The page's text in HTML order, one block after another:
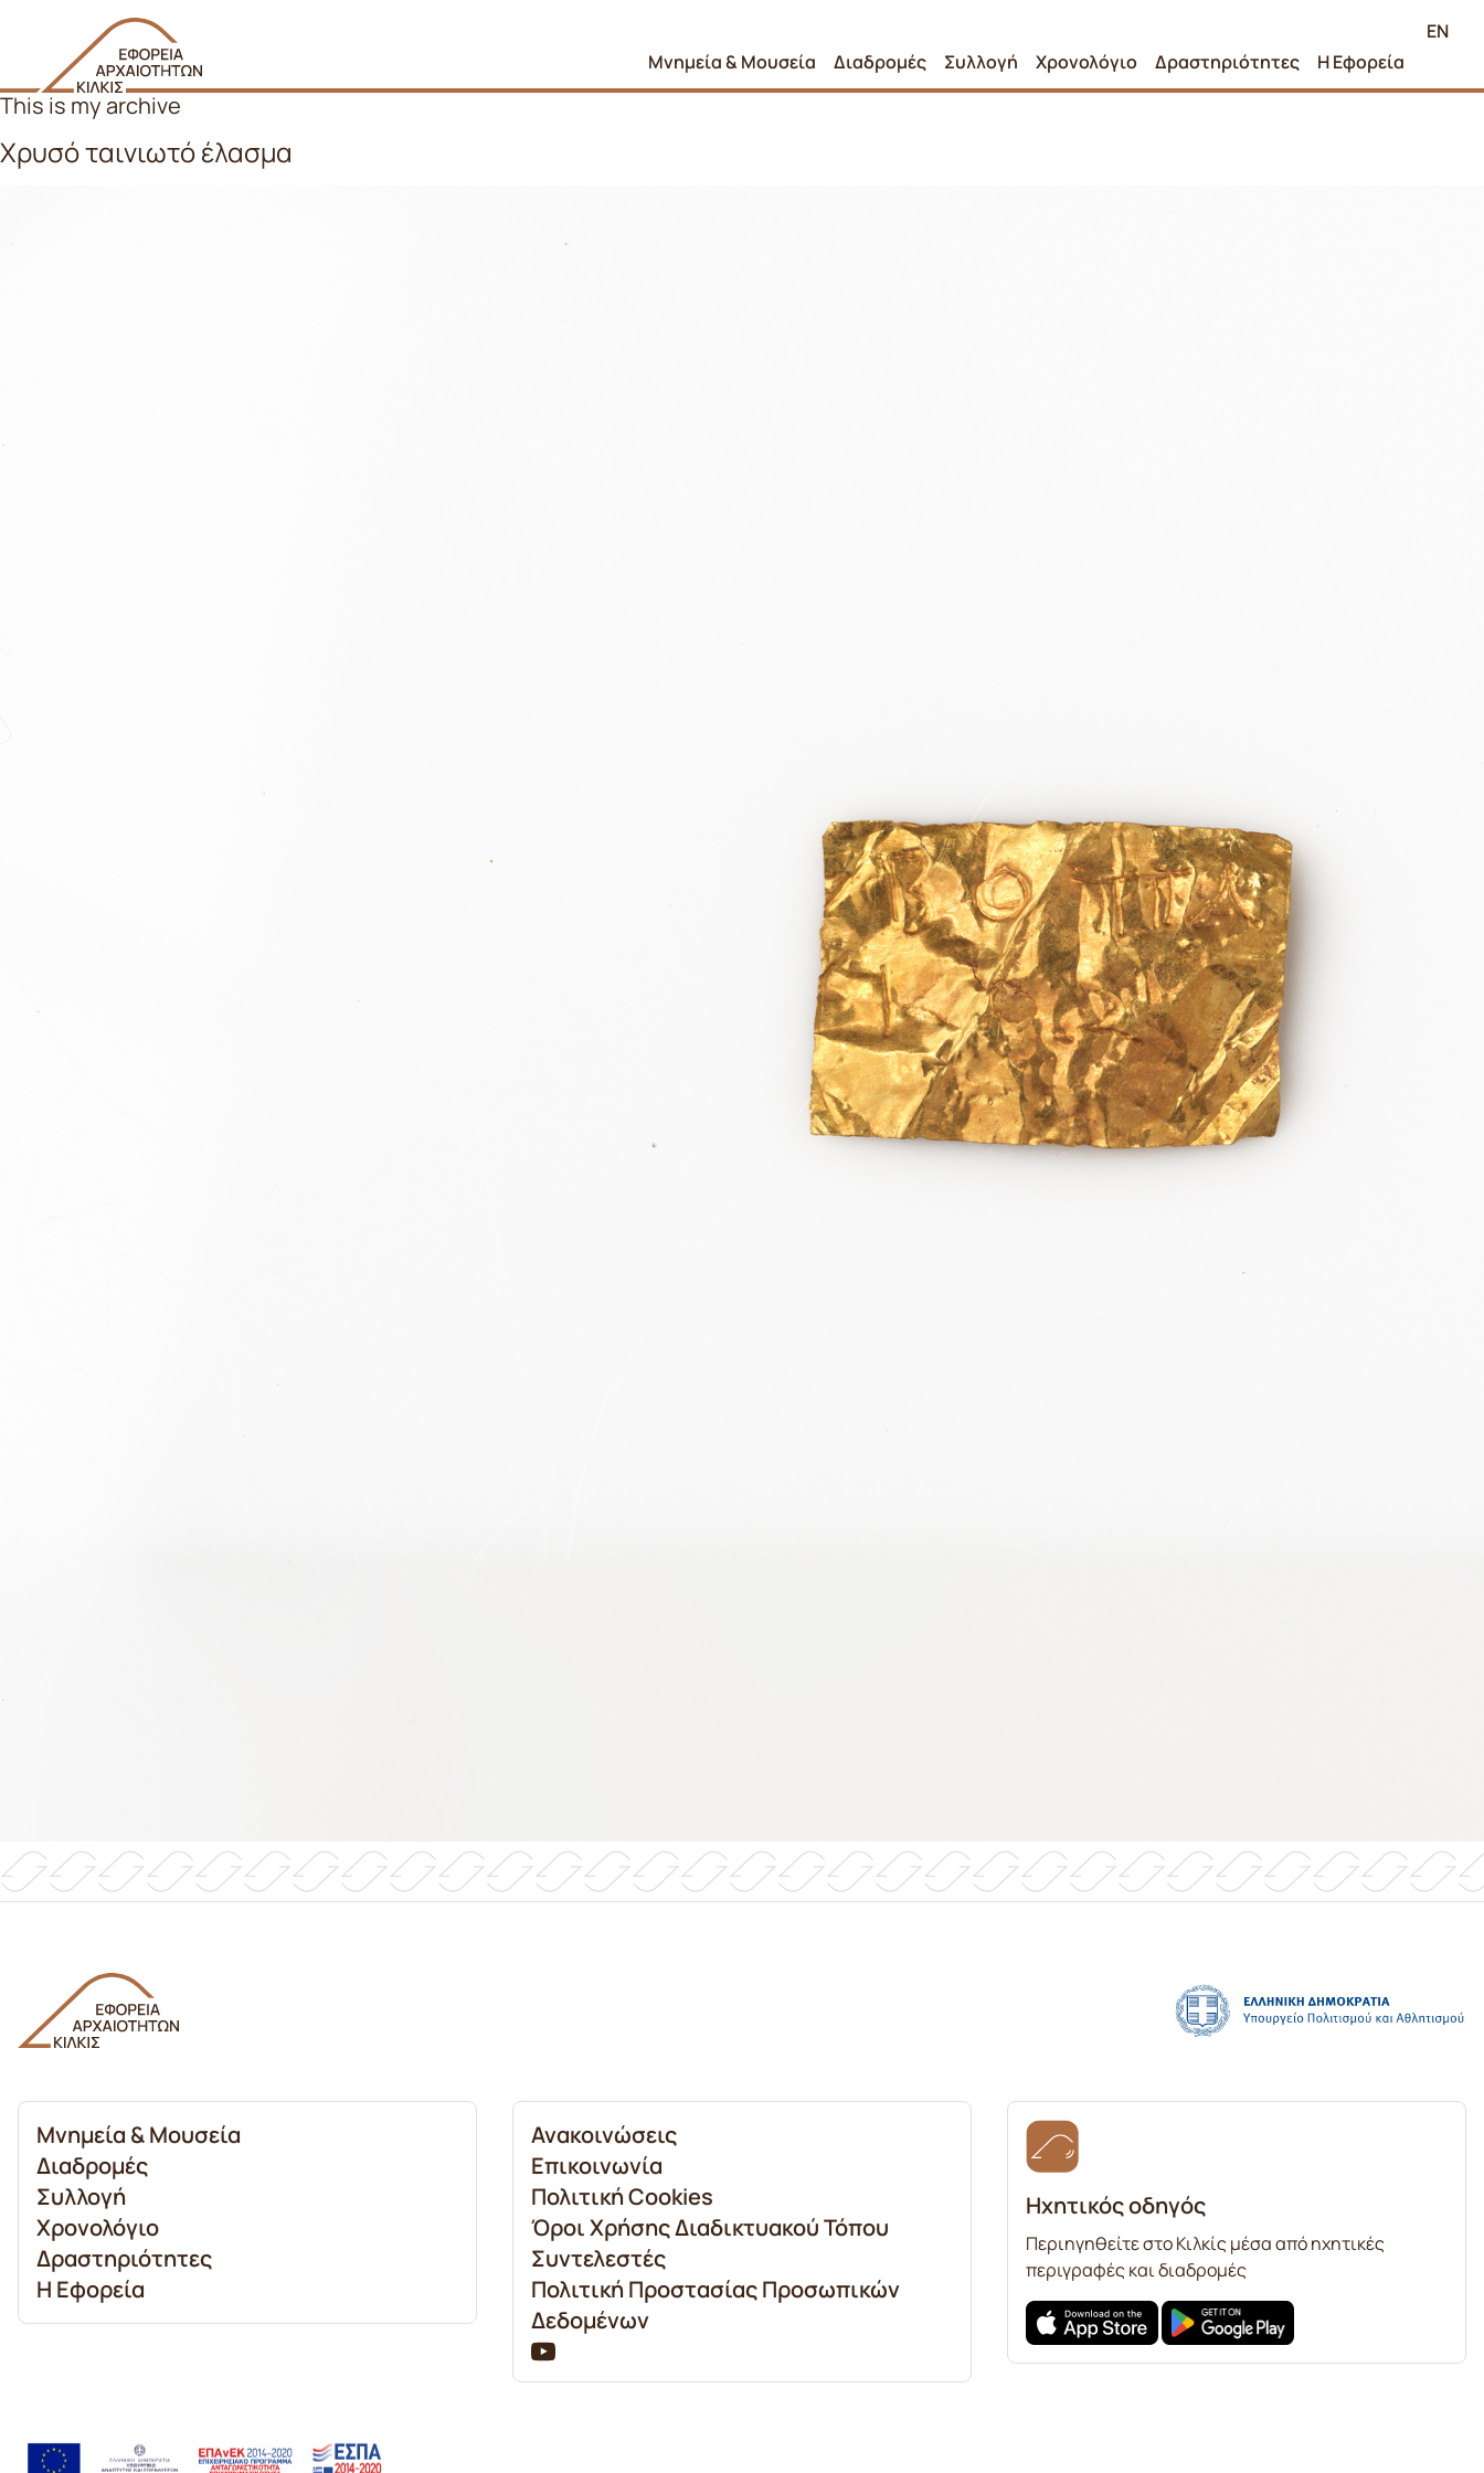
Μνημεία & Μουσεία Διαδρομές Συλλογή Χρονολόγιο Δραστηριότητες Η Εφορεία
EN
This is my archive
Χρυσό ταινιωτό έλασμα
Μνημεία & Μουσεία
Διαδρομές
Συλλογή
Χρονολόγιο
Δραστηριότητες
Η Εφορεία
Ανακοινώσεις
Επικοινωνία
Πολιτική Cookies
Όροι Χρήσης Διαδικτυακού Τόπου
Συντελεστές
Πολιτική Προστασίας Προσωπικών
Δεδομένων
Ηχητικός οδηγός
Περιηγηθείτε στο Κιλκίς μέσα από ηχητικές
περιγραφές και διαδρομές